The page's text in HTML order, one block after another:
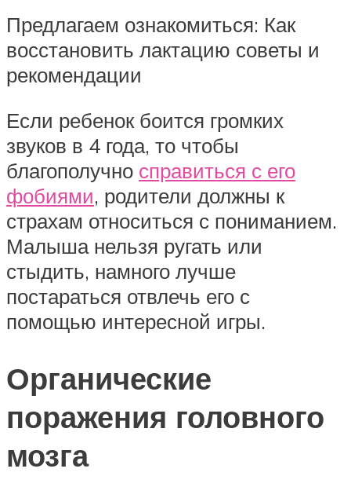
Предлагаем ознакомиться: Как
восстановить лактацию советы и
рекомендации
Если ребенок боится громких
звуков в 4 года, то чтобы
благополучно справиться с его
фобиями, родители должны к
страхам относиться с пониманием.
Малыша нельзя ругать или
стыдить, намного лучше
постараться отвлечь его с
помощью интересной игры.
Органические
поражения головного
мозга